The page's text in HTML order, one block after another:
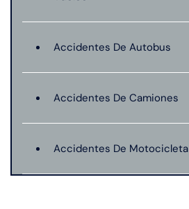
Accidentes De Autobus
Accidentes De Camiones
Accidentes De Motocicleta